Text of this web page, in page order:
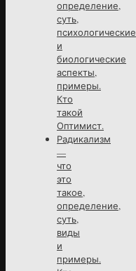
определение,
суть,
психологические
и
биологические
аспекты,
примеры.
Кто
такой
Оптимист.
Радикализм
—
что
это
такое,
определение,
суть,
виды
и
примеры.